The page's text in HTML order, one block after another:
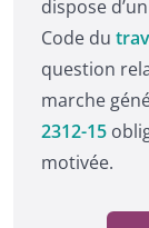
dispose
Code du
question
marche
2312-15
motivée.